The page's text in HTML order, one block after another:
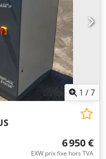
1 /7
6 950 €
EXW prix fixe hors TVA